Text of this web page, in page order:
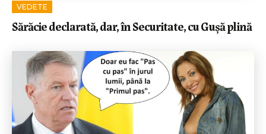
VEDETE
Sărăcie declarată, dar, în Securitate, cu Gușă plină